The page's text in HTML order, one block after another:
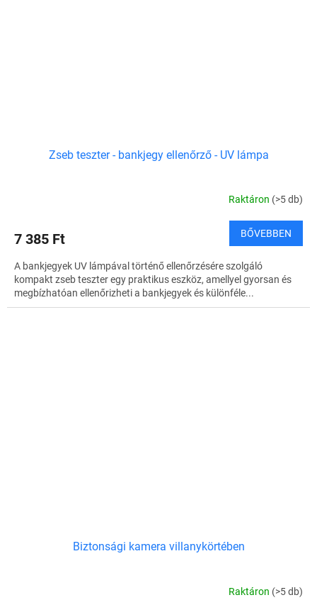
Zseb teszter - bankjegy ellenőrző - UV lámpa
Raktáron (>5 db)
7 385 Ft BŐVEBBEN
A bankjegyek UV lámpával történő ellenőrzésére szolgáló
kompakt zseb teszter egy praktikus eszköz, amellyel gyorsan és
megbízhatóan ellenőrizheti a bankjegyek és különféle...
Biztonsági kamera villanykörtében
Raktáron (>5 db)